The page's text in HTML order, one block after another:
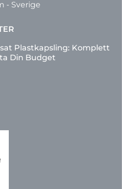
- Sverige
Plastkapsling: Komplett
Din Budget